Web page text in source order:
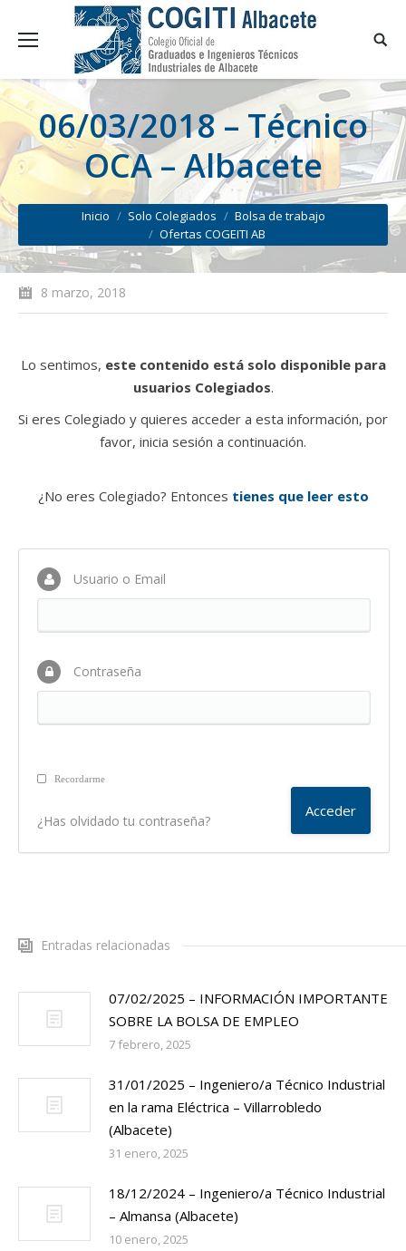
06/03/2018 – Técnico
OCA – Albacete
You are here:
Inicio Solo Colegiados
Bolsa de trabajo
Ofertas COGEITI AB
8 marzo, 2018
Lo sentimos, este contenido está solo disponible para
usuarios Colegiados.
Si eres Colegiado y quieres acceder a esta información, por
favor, inicia sesión a continuación.
¿No eres Colegiado? Entonces tienes que leer esto
Usuario o Email
Contraseña
Recordarme
¿Has olvidado tu contraseña?
Entradas relacionadas
07/02/2025 – INFORMACIÓN IMPORTANTE
SOBRE LA BOLSA DE EMPLEO
7 febrero, 2025
31/01/2025 – Ingeniero/a Técnico Industrial
en la rama Eléctrica – Villarrobledo
(Albacete)
31 enero, 2025
18/12/2024 – Ingeniero/a Técnico Industrial
– Almansa (Albacete)
10 enero, 2025